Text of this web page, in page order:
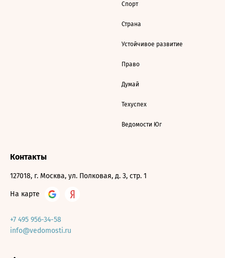
Спорт
Страна
Устойчивое развитие
Право
Думай
Техуспех
Ведомости Юг
Контакты
127018, г. Москва, ул. Полковая, д. 3, стр. 1
На карте
+7 495 956-34-58
info@vedomosti.ru